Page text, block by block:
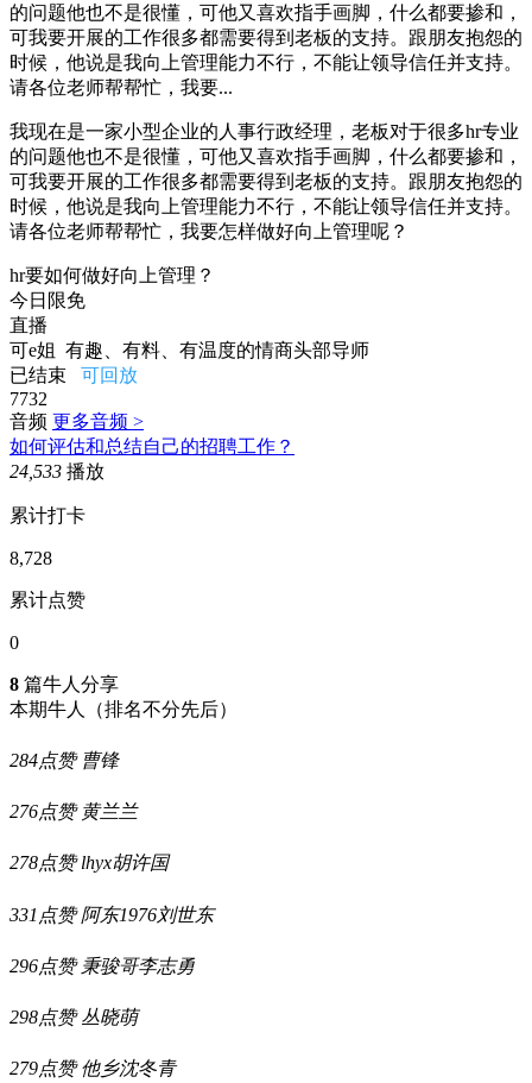
的问题他也不是很懂，可他又喜欢指手画脚，什么都要掺和，
可我要开展的工作很多都需要得到老板的支持。跟朋友抱怨的
时候，他说是我向上管理能力不行，不能让领导信任并支持。
请各位老师帮帮忙，我要...
我现在是一家小型企业的人事行政经理，老板对于很多hr专业
的问题他也不是很懂，可他又喜欢指手画脚，什么都要掺和，
可我要开展的工作很多都需要得到老板的支持。跟朋友抱怨的
时候，他说是我向上管理能力不行，不能让领导信任并支持。
请各位老师帮帮忙，我要怎样做好向上管理呢？
hr要如何做好向上管理？
今日限免
直播
可e姐 有趣、有料、有温度的情商头部导师
已结束
可回放
7732
音频 更多音频 >
如何评估和总结自己的招聘工作？
24,533 播放
累计打卡
8,728
累计点赞
0
8 篇牛人分享
本期牛人
（排名不分先后）
284点赞 曹锋
276点赞 黄兰兰
278点赞 lhyx胡许国
331点赞 阿东1976刘世东
296点赞 秉骏哥李志勇
298点赞 丛晓萌
279点赞 他乡沈冬青